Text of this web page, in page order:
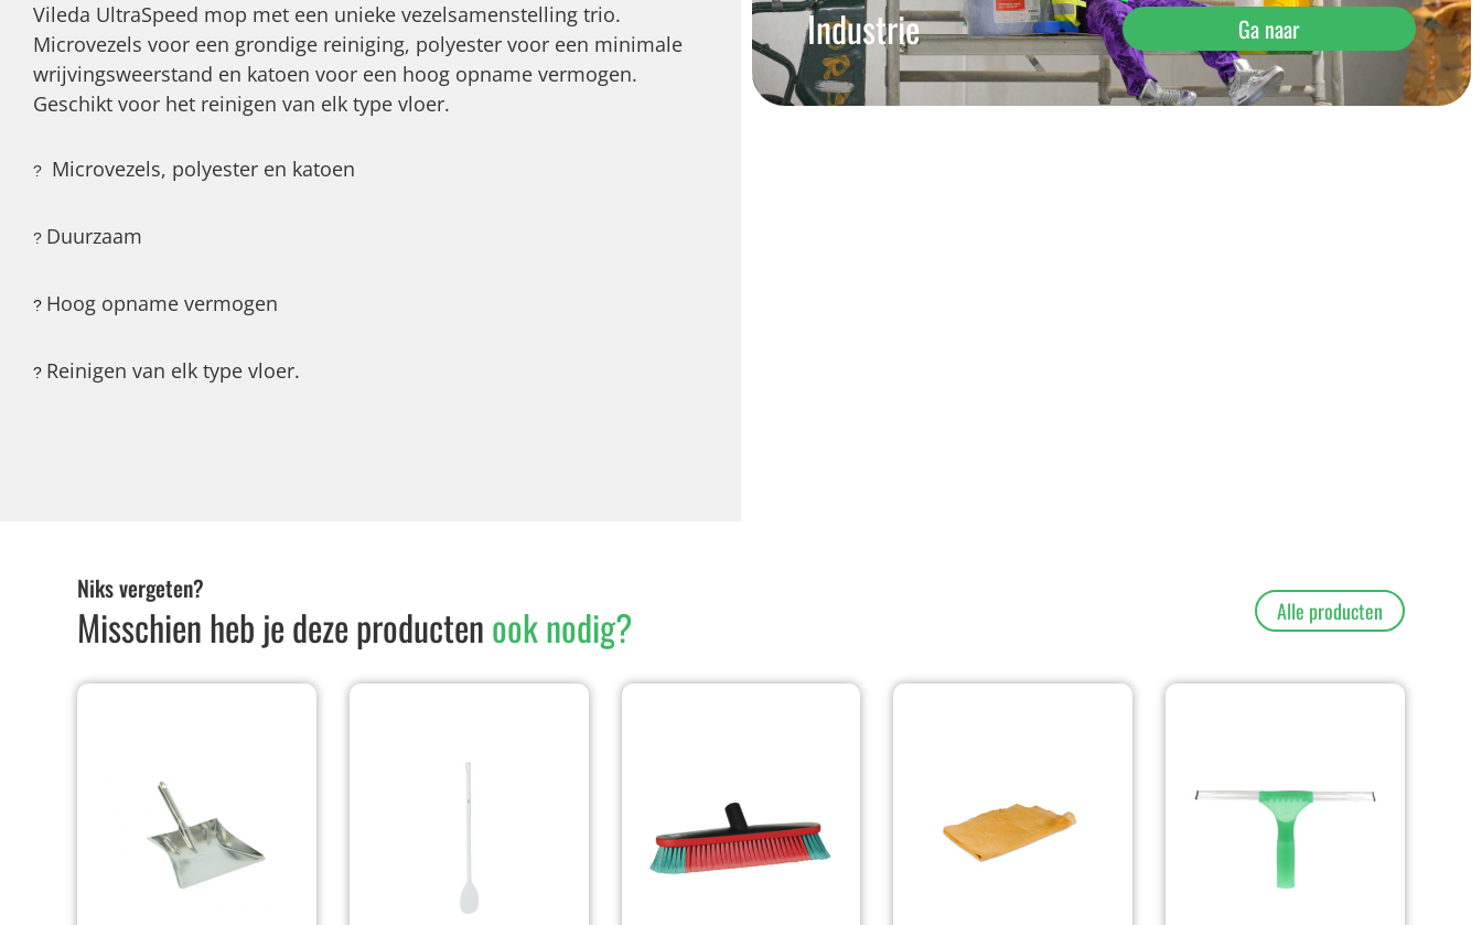
Vileda UltraSpeed mop met een unieke vezelsamenstelling trio.
Microvezels voor een grondige reiniging, polyester voor een minimale
wrijvingsweerstand en katoen voor een hoog opname vermogen.
Geschikt voor het reinigen van elk type vloer.
? Microvezels, polyester en katoen
? Duurzaam
? Hoog opname vermogen
? Reinigen van elk type vloer.
Industrie Ga naar
Niks vergeten?
Misschien heb je deze productenook nodig? Alle producten